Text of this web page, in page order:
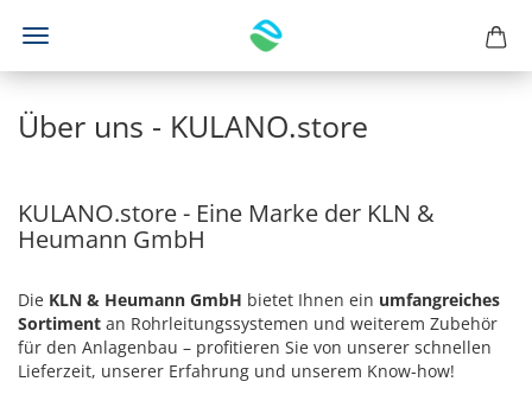
Über uns - KULANO.store
KULANO.store - Eine Marke der KLN &
Heumann GmbH
Die KLN & Heumann GmbH bietet Ihnen ein umfangreiches
Sortiment an Rohrleitungssystemen und weiterem Zubehör
für den Anlagenbau – profitieren Sie von unserer schnellen
Lieferzeit, unserer Erfahrung und unserem Know-how!